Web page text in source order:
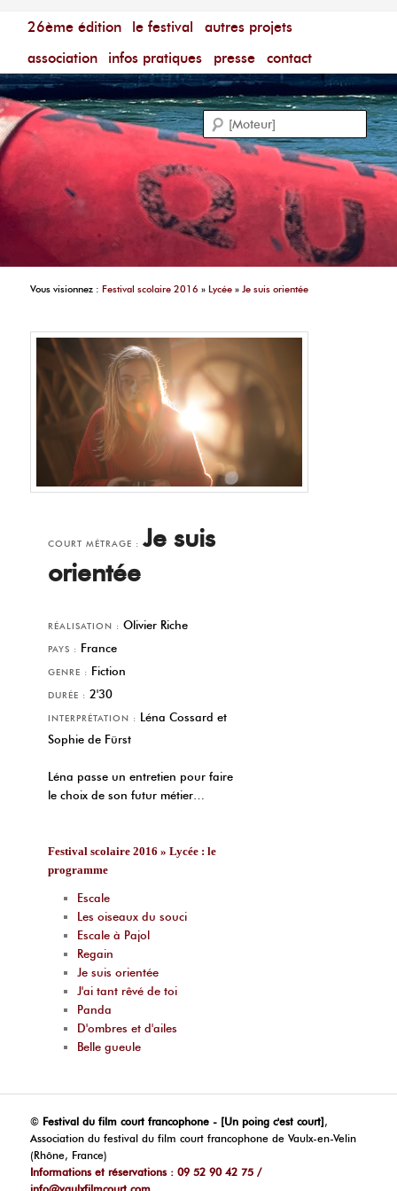
Menu principal
aller au contenu principal
aller au contenu secondaire
26ème édition le festival
autres projets
association
infos pratiques presse contact
Festival du Film Court Francophone – [Un poing c'est
Vous visionnez :Festival scolaire 2016 »Lycée »Je suis orientée
COURT MÉTRAGE :Je suis
orientée
RÉALISATION : Olivier Riche
PAYS : France
GENRE : Fiction
DURÉE : 2'30
INTERPRÉTATION : Léna Cossard et
Sophie de Fürst
Léna passe un entretien pour faire
le choix de son futur métier…
Festival scolaire 2016 » Lycée : le
programme
Escale
Les oiseaux du souci
Escale à Pajol
Regain
Je suis orientée
J'ai tant rêvé de toi
Panda
D'ombres et d'ailes
Belle gueule
© Festival du film court francophone - [Un poing c'est court],
Association du festival du film court francophone de Vaulx-en-Velin
(Rhône, France)
Informations et réservations : 09 52 90 42 75 /